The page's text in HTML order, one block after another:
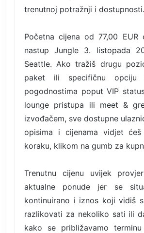
trenutnoj potražnji i dostupnosti.
Početna cijena od 77,00 EUR
nastup Jungle 3. listopada
Seattle. Ako tražiš drugu
paket ili specifičnu opciju
pogodnostima poput VIP
lounge pristupa ili meet &
izvođačem, sve dostupne
opisima i cijenama vidjet ćeš
koraku, klikom na gumb za
Trenutnu cijenu uvijek
aktualne ponude jer se
kontinuirano i iznos koji vidiš
razlikovati za nekoliko sati ili
kako se približavamo